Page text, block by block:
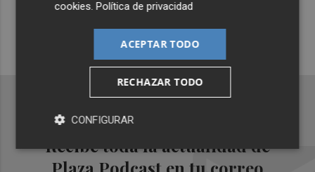
Siempre al día de las últimas noticias
¡Quiero suscribirme!
Recibe toda la actualidad de
Plaza Podcast en tu correo
cookies .Política de privacidad
ACEPTAR TODO
RECHAZAR TODO
CONFIGURAR